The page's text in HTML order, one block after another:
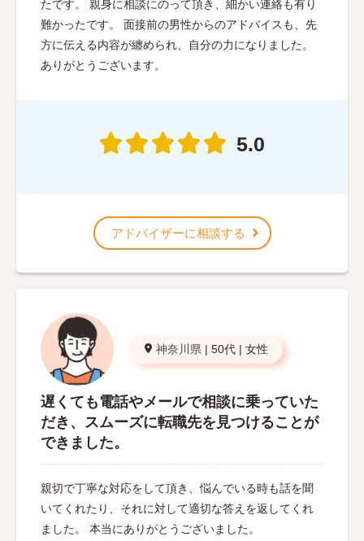
たです。 親身に相談にのって頂き、細かい連絡も有り
難かったです。 面接前の男性からのアドバイスも、先
方に伝える内容が纏められ、自分の力になりました。
ありがとうございます。
5.0
アドバイザーに相談する
神奈川県 | 50代 | 女性
遅くても電話やメールで相談に乗っていた
だき、スムーズに転職先を見つけることが
できました。
親切で丁寧な対応をして頂き、悩んでいる時も話を聞
いてくれたり、それに対して適切な答えを返してくれ
ました。 本当にありがとうございました。